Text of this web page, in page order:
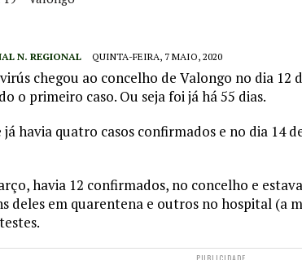
N. REGIONAL QUINTA-FEIRA, 7 MAIO, 2020
chegou ao concelho de Valongo no dia 12
o primeiro caso. Ou seja foi já há 55 dias.
havia quatro casos confirmados e no dia 14
havia 12 confirmados, no concelho e
deles em quarentena e outros no hospital (a